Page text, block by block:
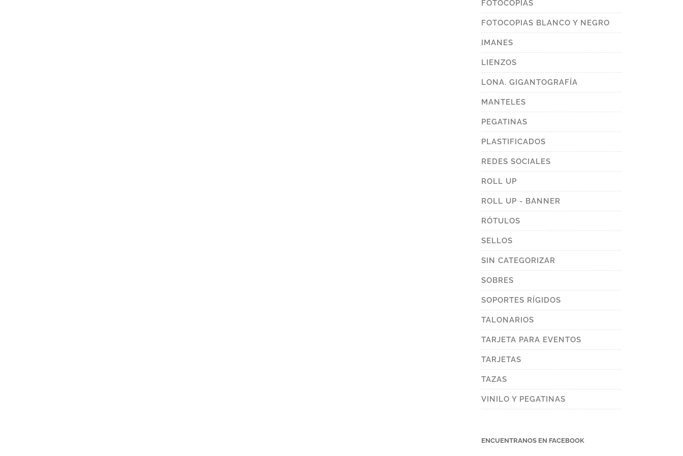
FOTOCOPIAS
FOTOCOPIAS BLANCO Y NEGRO
IMANES
LIENZOS
LONA. GIGANTOGRAFÍA
MANTELES
PEGATINAS
PLASTIFICADOS
REDES SOCIALES
ROLL UP
ROLL UP - BANNER
RÓTULOS
SELLOS
SIN CATEGORIZAR
SOBRES
SOPORTES RÍGIDOS
TALONARIOS
TARJETA PARA EVENTOS
TARJETAS
TAZAS
VINILO Y PEGATINAS
ENCUENTRANOS EN FACEBOOK